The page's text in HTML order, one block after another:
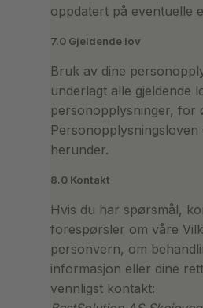
oppdatert på eventuelle
7.0 Gjeldende lov
Bruk av dine
underlagt alle gjeldende
personopplysninger, for
herunder.
8.0 Kontakt
Hvis du har spørsmål,
forespørsler om våre
personvern, om
informasjon eller dine
vennligst kontakt: